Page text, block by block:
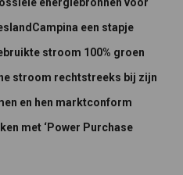
energiebronnen voor
een stapje
stroom 100% groen
stroom rechtstreeks bij zijn
en hen marktconform
met ‘Power Purchase